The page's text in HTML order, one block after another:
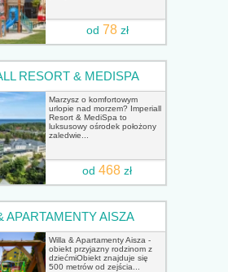
od 78zł
RESORT & MEDISPA
Marzysz o komfortowym
urlopie nad morzem? Imperiall
Resort & MediSpa to
luksusowy ośrodek położony
zaledwie...
od468 zł
APARTAMENTY AISZA
Willa & Apartamenty Aisza -
obiekt przyjazny rodzinom z
dziećmiObiekt znajduje się
500 metrów od zejścia...